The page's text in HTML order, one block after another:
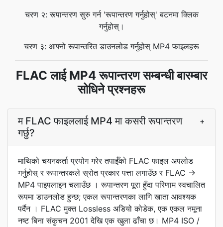
चरण २: रूपान्तरण सुरु गर्न 'रूपान्तरण गर्नुहोस्' बटनमा क्लिक
गर्नुहोस्।
चरण ३: आफ्नो रूपान्तरित डाउनलोड गर्नुहोस् MP4 फाइलहरू
FLAC लाई MP4 रूपान्तरण सम्बन्धी बारम्बार
सोधिने प्रश्नहरू
म FLAC फाइललाई MP4 मा कसरी रूपान्तरण
गर्छु?
+
माथिको चयनकर्ता प्रयोग गरेर तपाईँको FLAC फाइल अपलोड
गर्नुहोस् र रूपान्तरकले स्रोत प्रकार पत्ता लगाउँछ र FLAC →
MP4 पाइपलाइन चलाउँछ । रूपान्तरण पूरा हुँदा परिणाम स्वचालित
रूपमा डाउनलोड हुन्छ; एकल रूपान्तरणका लागि खाता आवश्यक
पर्दैन । FLAC मुक्त Lossless अडियो कोडेक, एक एकल नमूना
नष्ट बिना संकुचन 2001 देखि एक खुला ढाँचा छ। MP4 ISO /